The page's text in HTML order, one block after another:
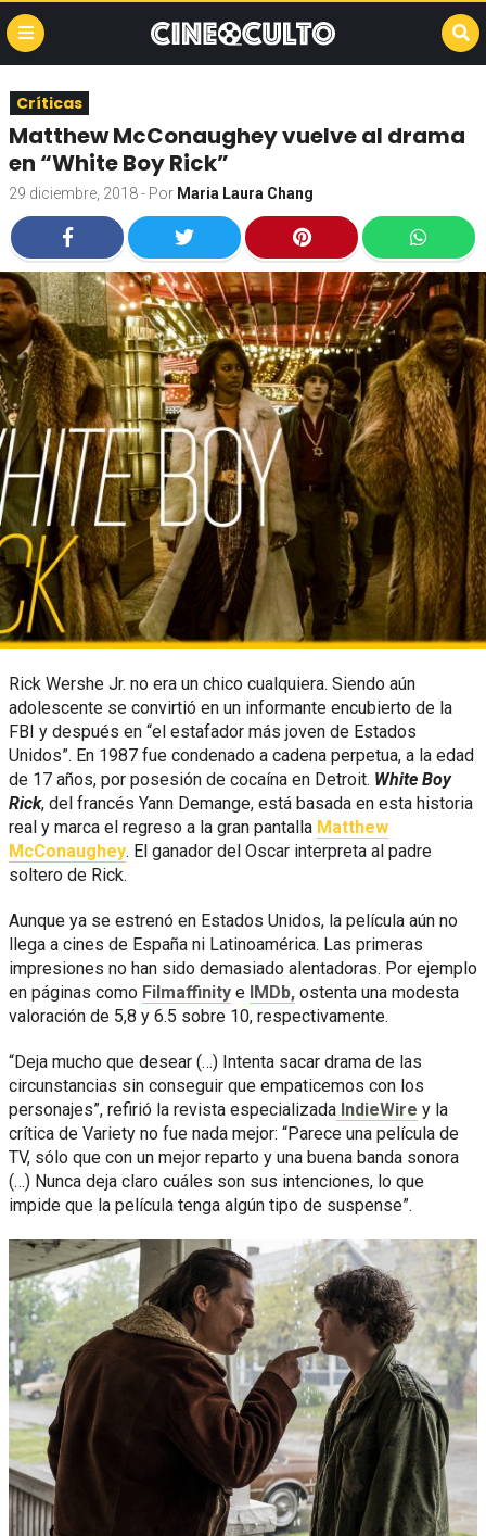
Críticas
Matthew McConaughey vuelve al drama
en “White Boy Rick”
29 diciembre, 2018- Por Maria Laura Chang
Rick Wershe Jr. no era un chico cualquiera. Siendo aún
adolescente se convirtió en un informante encubierto de la
FBI y después en “el estafador más joven de Estados
Unidos”. En 1987 fue condenado a cadena perpetua, a la edad
de 17 años, por posesión de cocaína en Detroit. White Boy
Rick, del francés Yann Demange, está basada en esta historia
real y marca el regreso a la gran pantalla Matthew
McConaughey. El ganador del Oscar interpreta al padre
soltero de Rick.
Aunque ya se estrenó en Estados Unidos, la película aún no
llega a cines de España ni Latinoamérica. Las primeras
impresiones no han sido demasiado alentadoras. Por ejemplo
en páginas como Filmaffinity e IMDb, ostenta una modesta
valoración de 5,8 y 6.5 sobre 10, respectivamente.
“Deja mucho que desear (…) Intenta sacar drama de las
circunstancias sin conseguir que empaticemos con los
personajes”, refirió la revista especializada IndieWire y la
crítica de Variety no fue nada mejor: “Parece una película de
TV, sólo que con un mejor reparto y una buena banda sonora
(…) Nunca deja claro cuáles son sus intenciones, lo que
impide que la película tenga algún tipo de suspense”.